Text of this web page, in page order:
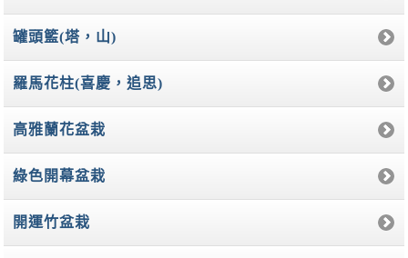
罐頭籃(塔，山)
羅馬花柱(喜慶，追思)
高雅蘭花盆栽
綠色開幕盆栽
開運竹盆栽